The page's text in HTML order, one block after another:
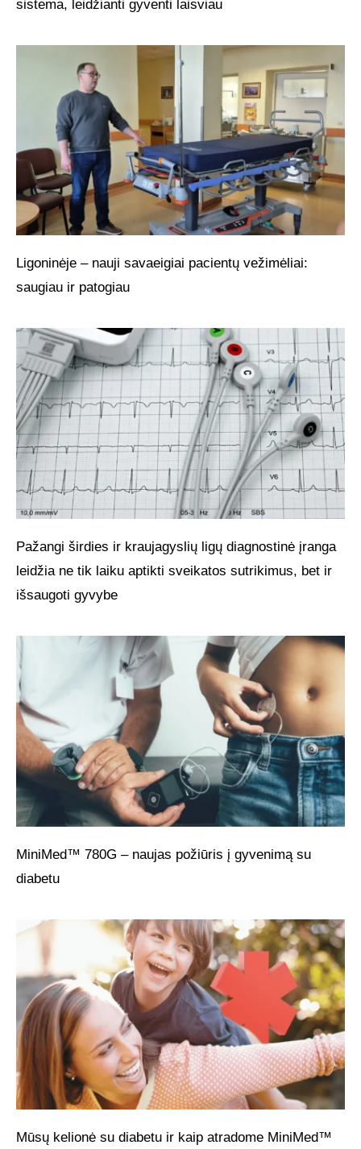
sistema, leidžianti gyventi laisviau
Ligoninėje – nauji savaeigiai pacientų vežimėliai:
saugiau ir patogiau
Pažangi širdies ir kraujagyslių ligų diagnostinė įranga
leidžia ne tik laiku aptikti sveikatos sutrikimus, bet ir
išsaugoti gyvybe
MiniMed™ 780G – naujas požiūris į gyvenimą su
diabetu
Mūsų kelionė su diabetu ir kaip atradome MiniMed™